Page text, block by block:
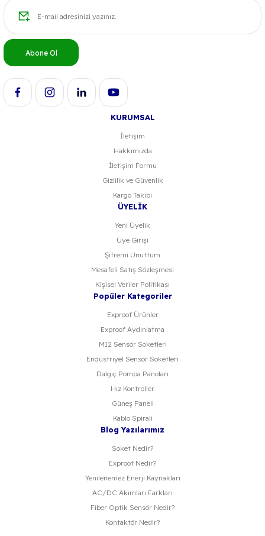
Abone Ol
KURUMSAL
İletişim
Hakkımızda
İletişim Formu
Gizlilik ve Güvenlik
Kargo Takibi
ÜYELİK
Yeni Üyelik
Üye Girişi
Şifremi Unuttum
Mesafeli Satış Sözleşmesi
Kişisel Veriler Politikası
Popüler Kategoriler
Exproof Ürünler
Exproof Aydınlatma
M12 Sensör Soketleri
Endüstriyel Sensör Soketleri
Dalgıç Pompa Panoları
Hız Kontroller
Güneş Paneli
Kablo Spirali
Blog Yazılarımız
Soket Nedir?
Exproof Nedir?
Yenilenemez Enerji Kaynakları
AC/DC Akımları Farkları
Fiber Optik Sensör Nedir?
Kontaktör Nedir?